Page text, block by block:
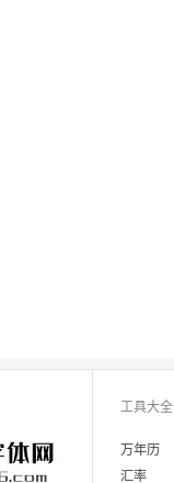
工具大全
万年历
汇率